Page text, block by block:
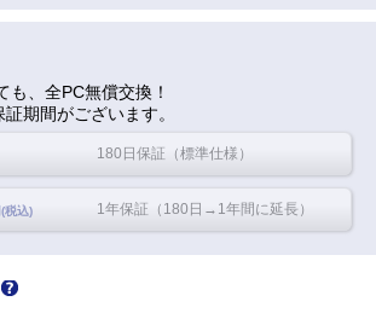
も、全PC無償交換！
期間がございます。
180日保証（標準仕様）
(税込) 1年保証（180日→1年間に延長）